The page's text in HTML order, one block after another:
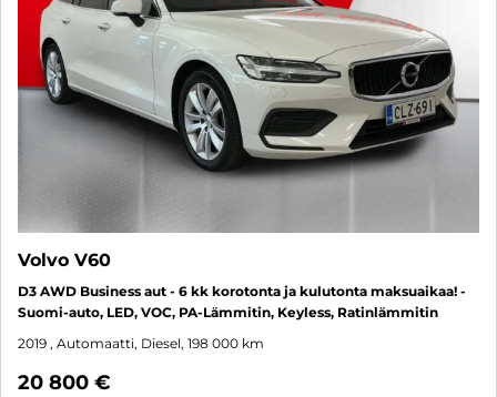
Volvo V60
D3 AWD Business aut - 6 kk korotonta ja kulutonta maksuaikaa! -
Suomi-auto, LED, VOC, PA-Lämmitin, Keyless, Ratinlämmitin
2019 , Automaatti, Diesel, 198 000 km
20 800 €